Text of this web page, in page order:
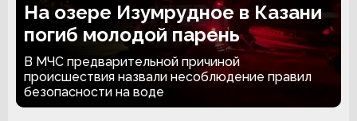
На озере Изумрудное в Казани
погиб молодой парень
В МЧС предварительной причиной
происшествия назвали несоблюдение правил
безопасности на воде